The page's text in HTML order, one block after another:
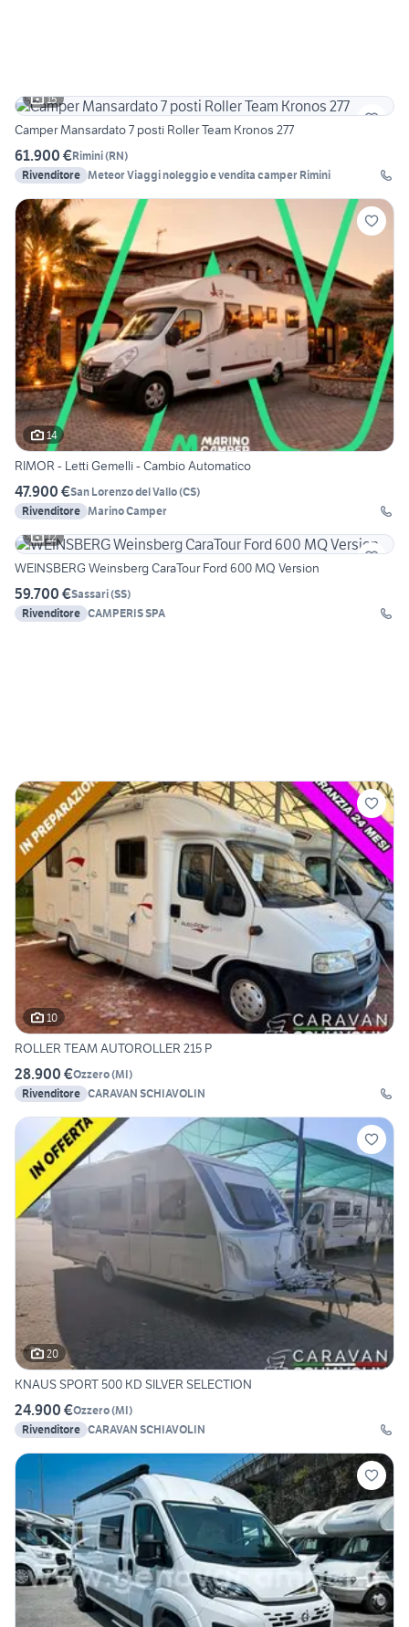
15
Camper Mansardato 7 posti Roller Team Kronos 277
61.900 €Rimini(RN)
Rivenditore Meteor Viaggi noleggio e vendita camper Rimini
14
RIMOR - Letti Gemelli - Cambio Automatico
47.900 €San Lorenzo del Vallo(CS)
Rivenditore Marino Camper
12
WEINSBERG Weinsberg CaraTour Ford 600 MQ Version
59.700 €Sassari(SS)
Rivenditore CAMPERIS SPA
10
ROLLER TEAM AUTOROLLER 215 P
28.900 €Ozzero(MI)
Rivenditore CARAVAN SCHIAVOLIN
20
KNAUS SPORT 500 KD SILVER SELECTION
24.900 €Ozzero(MI)
Rivenditore CARAVAN SCHIAVOLIN